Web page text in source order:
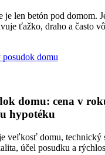
je len betón pod domom.
ťažko, draho a často
domu: cena v
hypotéku
veľkosť domu, technický
účel posudku a